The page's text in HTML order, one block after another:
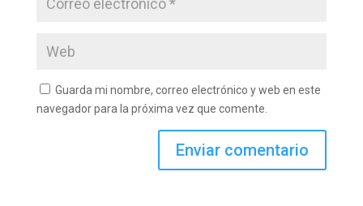
Guarda mi nombre, correo electrónico y web en este
navegador para la próxima vez que comente.